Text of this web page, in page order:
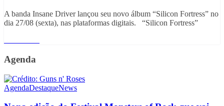
A banda Insane Driver lançou seu novo álbum “Silicon Fortress” no
dia 27/08 (sexta), nas plataformas digitais. “Silicon Fortress”
Agenda
AgendaDestaqueNews